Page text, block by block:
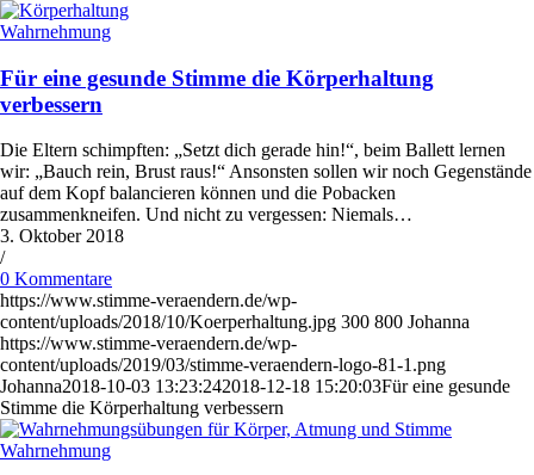
Wahrnehmung
Für eine gesunde Stimme die Körperhaltung
verbessern
Die Eltern schimpften: „Setzt dich gerade hin!“, beim Ballett lernen
wir: „Bauch rein, Brust raus!“ Ansonsten sollen wir noch Gegenstände
auf dem Kopf balancieren können und die Pobacken
zusammenkneifen. Und nicht zu vergessen: Niemals…
3. Oktober 2018
/
0 Kommentare
https://www.stimme-veraendern.de/wp-
content/uploads/2018/10/Koerperhaltung.jpg 300 800 Johanna
https://www.stimme-veraendern.de/wp-
content/uploads/2019/03/stimme-veraendern-logo-81-1.png
Johanna2018-10-03 13:23:242018-12-18 15:20:03Für eine gesunde
Stimme die Körperhaltung verbessern
Wahrnehmung